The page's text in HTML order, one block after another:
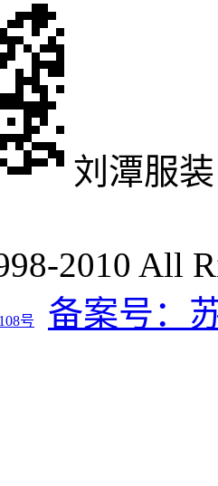
刘潭服装
2010 All
号 备案号：